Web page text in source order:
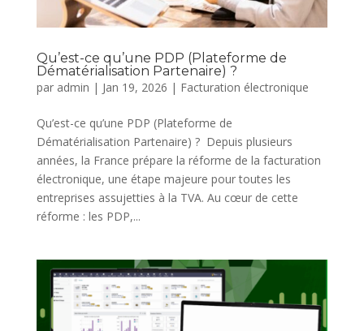
Qu’est-ce qu’une PDP (Plateforme de
Dématérialisation Partenaire) ?
par admin | Jan 19, 2026 | Facturation électronique
Qu’est-ce qu’une PDP (Plateforme de
Dématérialisation Partenaire) ? Depuis plusieurs
années, la France prépare la réforme de la facturation
électronique, une étape majeure pour toutes les
entreprises assujetties à la TVA. Au cœur de cette
réforme : les PDP,...